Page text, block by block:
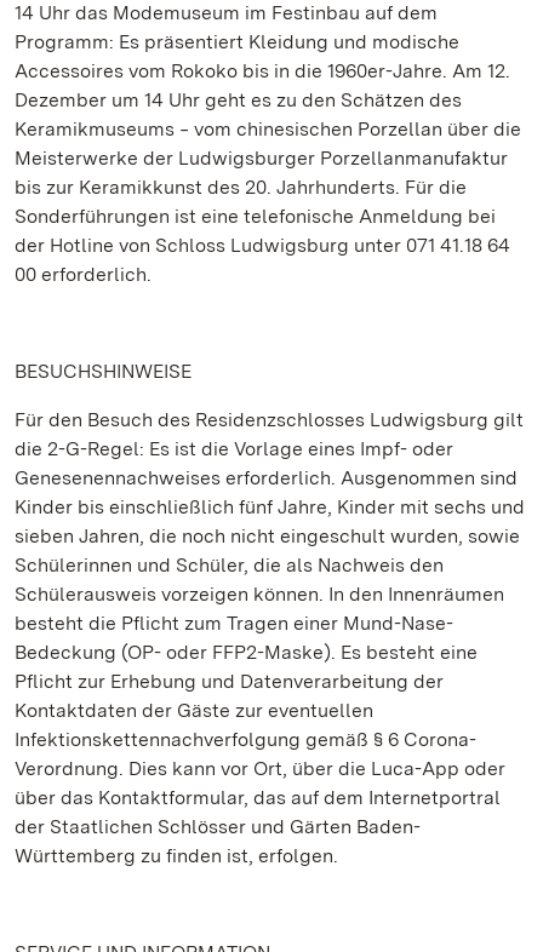
14 Uhr das Modemuseum im Festinbau auf dem
Programm: Es präsentiert Kleidung und modische
Accessoires vom Rokoko bis in die 1960er-Jahre. Am 12.
Dezember um 14 Uhr geht es zu den Schätzen des
Keramikmuseums ‒ vom chinesischen Porzellan über die
Meisterwerke der Ludwigsburger Porzellanmanufaktur
bis zur Keramikkunst des 20. Jahrhunderts. Für die
Sonderführungen ist eine telefonische Anmeldung bei
der Hotline von Schloss Ludwigsburg unter 071 41.18 64
00 erforderlich.
BESUCHSHINWEISE
Für den Besuch des Residenzschlosses Ludwigsburg gilt
die 2-G-Regel: Es ist die Vorlage eines Impf- oder
Genesenennachweises erforderlich. Ausgenommen sind
Kinder bis einschließlich fünf Jahre, Kinder mit sechs und
sieben Jahren, die noch nicht eingeschult wurden, sowie
Schülerinnen und Schüler, die als Nachweis den
Schülerausweis vorzeigen können. In den Innenräumen
besteht die Pflicht zum Tragen einer Mund-Nase-
Bedeckung (OP- oder FFP2-Maske). Es besteht eine
Pflicht zur Erhebung und Datenverarbeitung der
Kontaktdaten der Gäste zur eventuellen
Infektionskettennachverfolgung gemäß § 6 Corona-
Verordnung. Dies kann vor Ort, über die Luca-App oder
über das Kontaktformular, das auf dem Internetportral
der Staatlichen Schlösser und Gärten Baden-
Württemberg zu finden ist, erfolgen.